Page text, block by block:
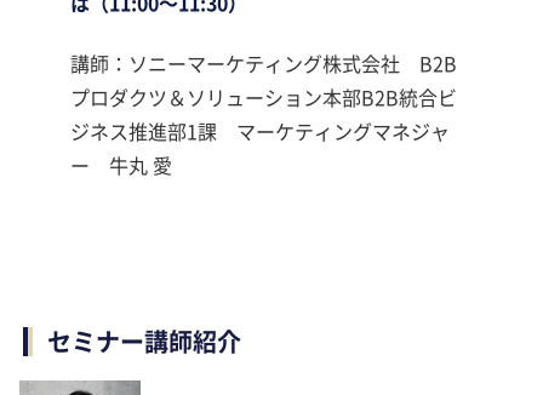
講師：ソニーマーケティング株式会社 B2B
プロダクツ＆ソリューション本部B2B統合ビ
ジネス推進部1課 マーケティングマネジャ
ー 牛丸 愛
セミナー講師紹介